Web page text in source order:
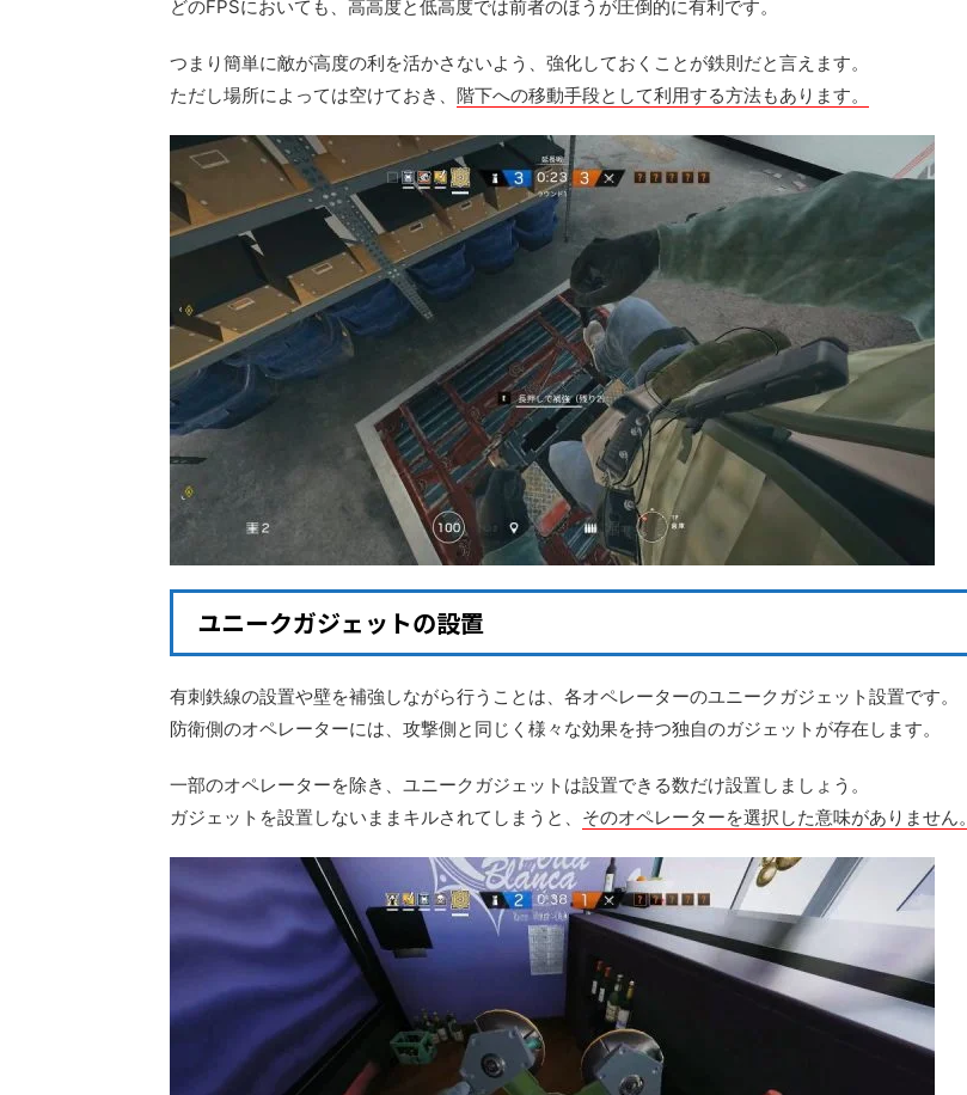
どのFPSにおいても、高高度と低高度では前者のほうが圧倒的に有利です。
つまり簡単に敵が高度の利を活かさないよう、強化しておくことが鉄則だと言えます。
ただし場所によっては空けておき、 階下への移動手段として利用する方法もあります。
ユニークガジェットの設置
有刺鉄線の設置や壁を補強しながら行うことは、各オペレーターのユニークガジェット設置です。
防衛側のオペレーターには、攻撃側と同じく様々な効果を持つ独自のガジェットが存在します。
一部のオペレーターを除き、ユニークガジェットは設置できる数だけ設置しましょう。
ガジェットを設置しないままキルされてしまうと、 そのオペレーターを選択した意味がありません。